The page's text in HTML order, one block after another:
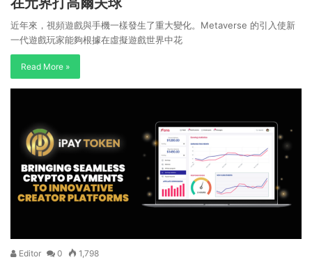
近年來，視頻遊戲與手機一樣發生了重大變化。Metaverse 的引入使新
一代遊戲玩家能夠根據在虛擬遊戲世界中花
Read More »
Editor 0 1,798